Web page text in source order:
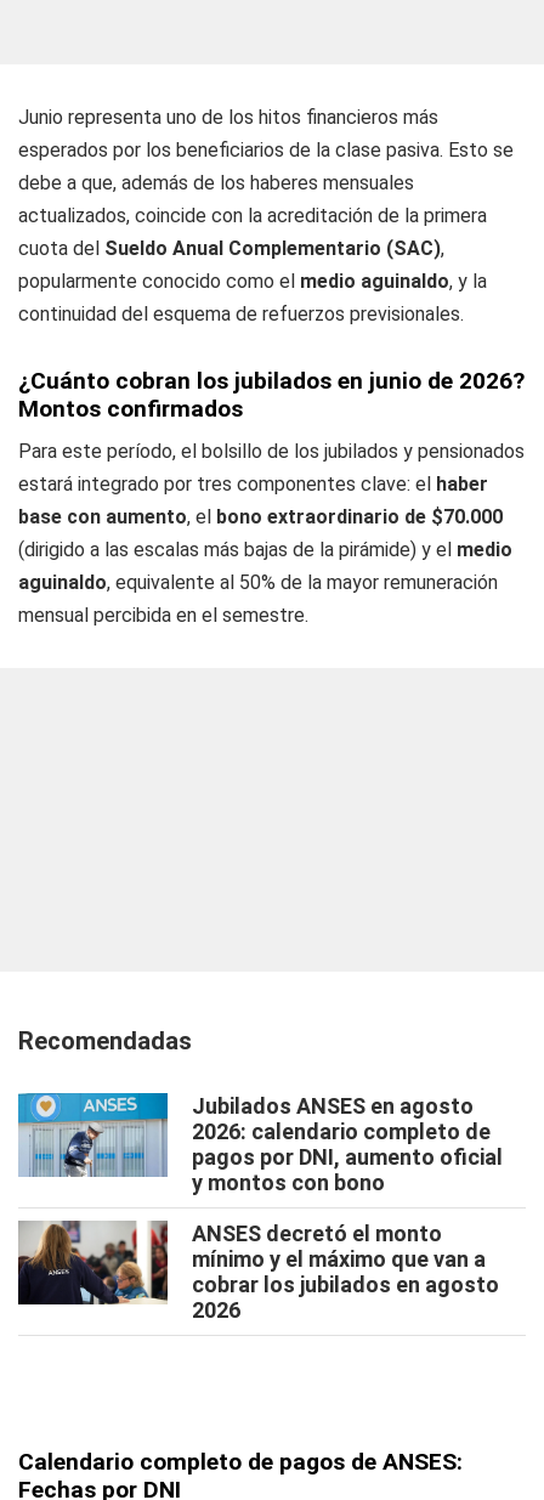
Junio representa uno de los hitos financieros más
esperados por los beneficiarios de la clase pasiva. Esto se
debe a que, además de los haberes mensuales
actualizados, coincide con la acreditación de la primera
cuota del Sueldo Anual Complementario (SAC),
popularmente conocido como el medio aguinaldo, y la
continuidad del esquema de refuerzos previsionales.
¿Cuánto cobran los jubilados en junio de 2026?
Montos confirmados
Para este período, el bolsillo de los jubilados y pensionados
estará integrado por tres componentes clave: el haber
base con aumento, el bono extraordinario de $70.000
(dirigido a las escalas más bajas de la pirámide) y el medio
aguinaldo, equivalente al 50% de la mayor remuneración
mensual percibida en el semestre.
Recomendadas
Jubilados ANSES en agosto
2026: calendario completo de
pagos por DNI, aumento oficial
y montos con bono
ANSES decretó el monto
mínimo y el máximo que van a
cobrar los jubilados en agosto
2026
Calendario completo de pagos de ANSES:
Fechas por DNI